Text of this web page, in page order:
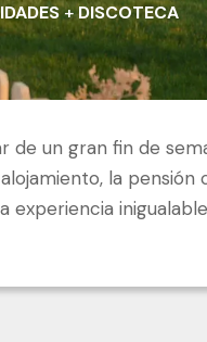
+DISCOTECA
de un gran fin de
la
experiencia